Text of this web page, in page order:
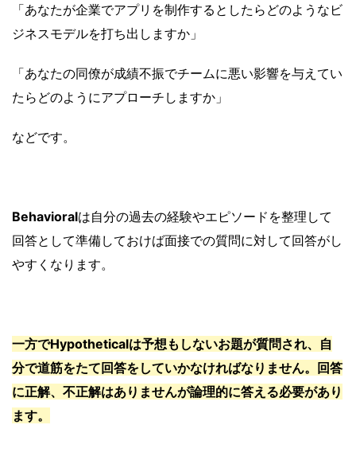
「あなたが企業でアプリを制作するとしたらどのようなビ
ジネスモデルを打ち出しますか」
「あなたの同僚が成績不振でチームに悪い影響を与えてい
たらどのようにアプローチしますか」
などです。
Behavioralは自分の過去の経験やエピソードを整理して
回答として準備しておけば面接での質問に対して回答がし
やすくなります。
一方でHypotheticalは予想もしないお題が質問され、自
分で道筋をたて回答をしていかなければなりません。回答
に正解、不正解はありませんが論理的に答える必要があり
ます。